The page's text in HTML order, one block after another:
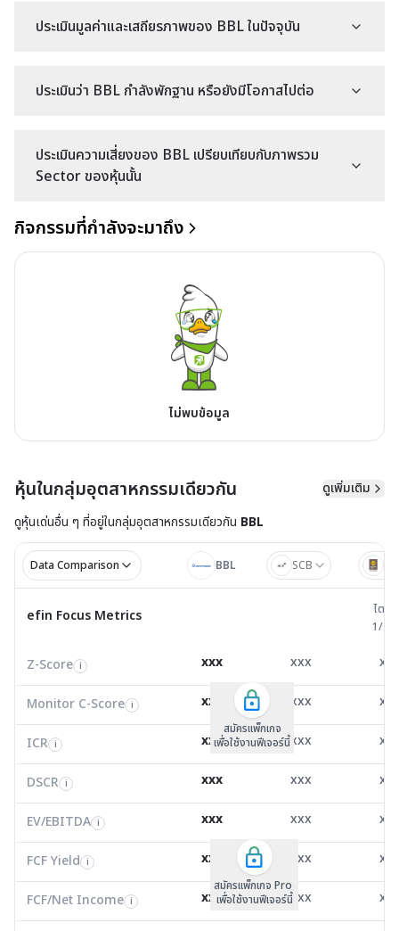
ประเมินมูลค่าและเสถียรภาพของ BBL ในปัจจุบัน
ประเมินว่า BBL กำลังพักฐาน หรือยังมีโอกาสไปต่อ
ประเมินความเสี่ยงของ BBL เปรียบเทียบกับภาพรวม
Sector ของหุ้นนั้น
กิจกรรมที่กำลังจะมาถึง
ไม่พบข้อมูล
หุ้นในกลุ่มอุตสาหกรรมเดียวกัน
ดูเพิ่มเติม
ดูหุ้นเด่นอื่น ๆ ที่อยู่ในกลุ่มอุตสาหกรรมเดียวกัน BBL
Data Comparison BBL SCB
efin Focus Metrics ไตรมาส
Z-Score i 0.00 0.00
Monitor C-Score
0.00 0.00
ICR i 0.00 0.00
DSCR
EV/EBITDA
0.00 7,517.03
FCF Yield i 0.00 -18.51
FCF/Net Income
0.00 -1.95
0.00 42.90
ROIC i 0.00 1.70
efin Focus Metrics
ไตรม
1/
Z-Score i
Monitor C-Score i
ICR i
DSCR i
สมัครแพ็คเกจ B
เพื่อใช้งานฟีเจอร์นี้
EV/EBITDA
FCF Yield i
FCF/Net Income
Net Debt/EBITDA
ROIC i
สมัครแพ็คเกจ B
เพื่อใช้งานฟีเจอร์นี้
Z-Score i xxx xxx
Monitor C-Score i xxx xxx
ICR i xxx xxx
DSCR i xxx xxx
สมัครแพ็กเกจ
เพื่อใช้งานฟีเจอร์นี้
EV/EBITDA i xxx xxx
FCF Yield i xxx xxx
FCF/Net Income i xxx xxx
สมัครแพ็กเกจ Pro
เพื่อใช้งานฟีเจอร์นี้